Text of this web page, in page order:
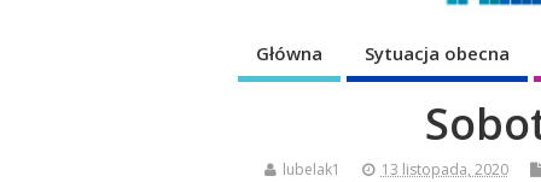
Główna Sytuacja obecna
lubelak1 13 listopada, 2020